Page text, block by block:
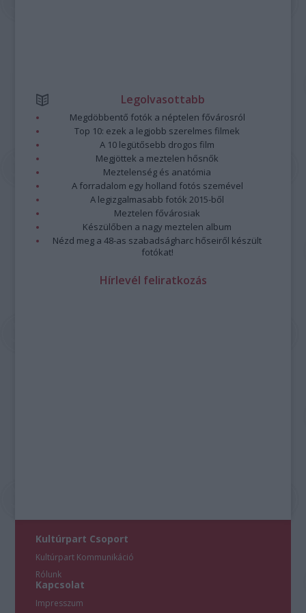
Legolvasottabb
Megdöbbentő fotók a néptelen fővárosról
Top 10: ezek a legjobb szerelmes filmek
A 10 legütősebb drogos film
Megjöttek a meztelen hősnők
Meztelenség és anatómia
A forradalom egy holland fotós szemével
A legizgalmasabb fotók 2015-ből
Meztelen fővárosiak
Készülőben a nagy meztelen album
Nézd meg a 48-as szabadságharc hőseiről készült
fotókat!
Hírlevél feliratkozás
Kultúrpart Csoport
Kultúrpart Kommunikáció
Rólunk
Kapcsolat
Impresszum